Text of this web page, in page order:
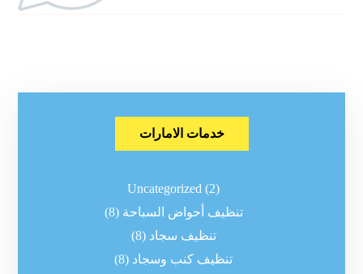
خدمات الامارات
Uncategorized (2)
تنظيف أحواض السباحة (8)
تنظيف سجاد (8)
تنظيف كنب وسجاد (8)